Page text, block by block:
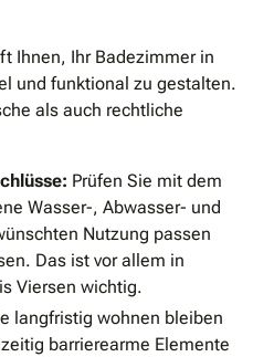
Ihnen, Ihr Badezimmer in
und funktional zu gestalten.
als auch rechtliche
Prüfen Sie mit dem
Wasser-, Abwasser- und
Nutzung passen
Das ist vor allem in
Viersen wichtig.
langfristig wohnen bleiben
barrierearme Elemente